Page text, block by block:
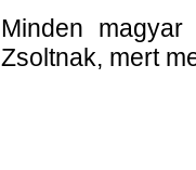
Minden
Zsoltnak, mert